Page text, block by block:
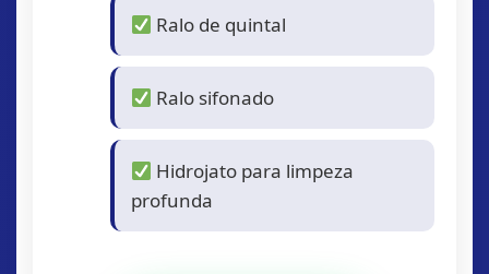
Ralo de quintal
Ralo sifonado
Hidrojato para limpeza
profunda